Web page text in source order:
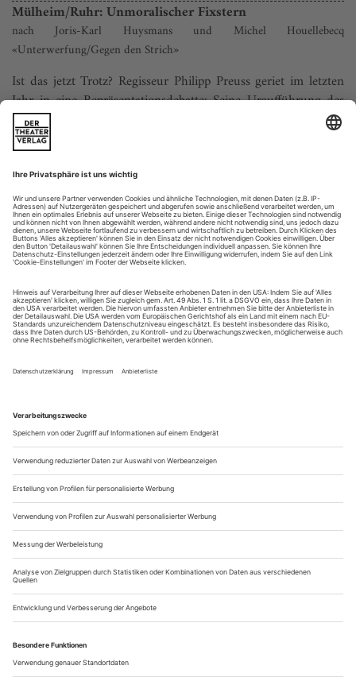
Mülheim/Ruhr: Unmoralischer Fixstern
nach Joris-Karl Huysmans und Michel Houellebecq
«Unterwerfung/Gegen den Strich»
Ist das jetzt Trotz? Regisseur Philipp Preuss geriet im letzten
Jahr in eine Repräsentationsdebatte: Seine Uraufführung des
Dramas «atlas» von Thomas Köck wurde seitens asiatisch-
deutscher Kulturschaffender grundlegend dafür kritisiert, dass
hier «weiße Menschen die Geschichten von Menschen of
colour auf deren Kosten nutzen» würden. In Mülheim
inszeniert der weiße...
Ab in die Cloud!
Yael Ronen und Dimitrij Schaad lachen mit Yuval Noah Harari am
Thalia Theater über die Welt in 20 Jahren: «(R)Evolution» – der
Stückabdruck liegt
diesem Heft bei
(Theater-)Leben zum Erliegen brachte, schon in Deutschland
Yael Ronens «(R)Evolution» zur Uraufführung kam. Der
Abend, inspiriert von den Gedankenspielen zu den
disruptiven Einschnitten am Ende des Anthropozäns von
Ronens israelischem Landsmann Yuval Noah...
Freiburg: Letzte Mohikaner
Shakespeare/Caplinski «Der Widerspenstigen Zähmung»
Den ganzen Tag lang überschlugen sich die Ereignisse.
Schulen, Universitäten, Museen, Grenzen, alle geschlossen.
Messen, Kongresse, Konzerthallen und Theater hatten sich
vorher schon dem Druck der Corona-Pandemie gebeugt. Alle
Freiburg hörte nicht auf, dem Virus Widerstand zu leisten.